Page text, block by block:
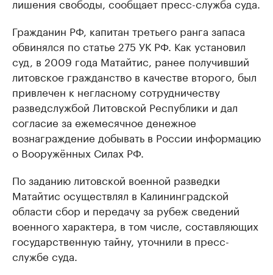
Гражданин РФ, капитан третьего ранга запаса
обвинялся по статье 275 УК РФ. Как установил
суд, в 2009 года Матайтис, ранее получивший
литовское гражданство в качестве второго, был
привлечен к негласному сотрудничеству
разведслужбой Литовской Республики и дал
согласие за ежемесячное денежное
вознаграждение добывать в России информацию
о Вооружённых Силах РФ.
По заданию литовской военной разведки
Матайтис осуществлял в Калининградской
области сбор и передачу за рубеж сведений
военного характера, в том числе, составляющих
государственную тайну, уточнили в пресс-
службе суда.